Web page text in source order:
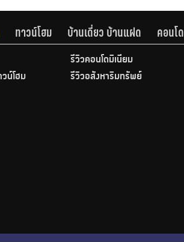
ทาวน์โฮม บ้านเดี่ยว บ้านแฝด คอนโด
รีวิวคอนโดมิเนียม
วน์โฮม
รีวิวอสังหาริมทรัพย์